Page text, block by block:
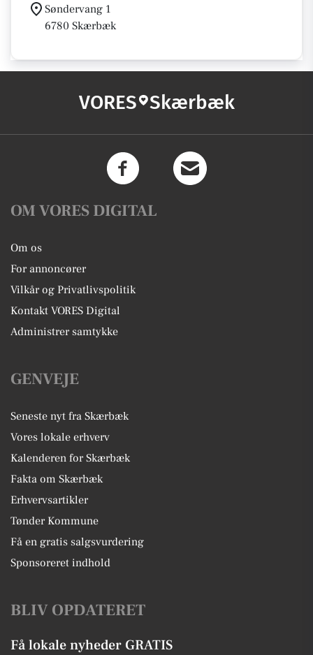
Søndervang 1
6780 Skærbæk
VORES Skærbæk
OM VORES DIGITAL
Om os
For annoncører
Vilkår og Privatlivspolitik
Kontakt VORES Digital
Administrer samtykke
GENVEJE
Seneste nyt fra Skærbæk
Vores lokale erhverv
Kalenderen for Skærbæk
Fakta om Skærbæk
Erhvervsartikler
Tønder Kommune
Få en gratis salgsvurdering
Sponsoreret indhold
BLIV OPDATERET
Få lokale nyheder GRATIS